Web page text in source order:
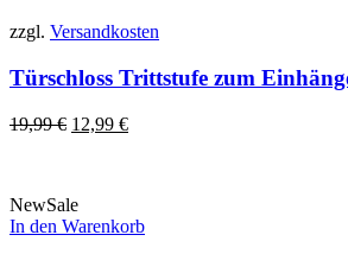
zzgl. Versandkosten
Türschloss Trittstufe zum
19,99€ Ursprünglicher
12,99 €Aktueller
NewSale
In den Warenkorb